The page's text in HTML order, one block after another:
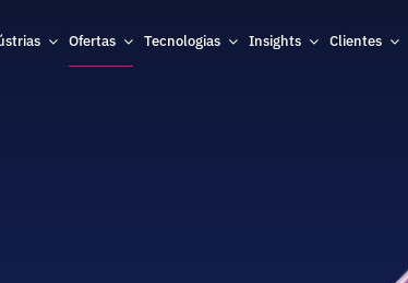
Ofertas Tecnologias Insights Clientes